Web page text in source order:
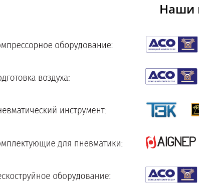
Наши